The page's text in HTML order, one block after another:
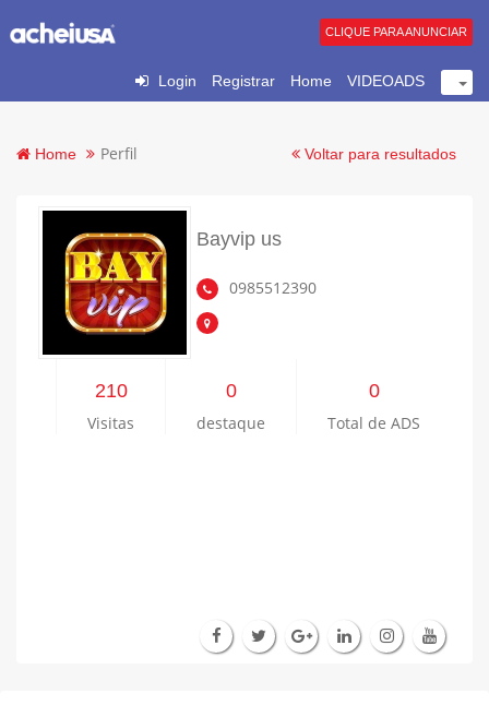
Login Registrar Home VIDEOADS
CLIQUE PARA ANUNCIAR
Home Perfil Voltar para resultados
Bayvip us
0985512390
210
Visitas
0
destaque
0
Total de ADS